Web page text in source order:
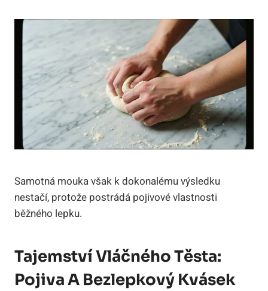
Samotná mouka však k dokonalému výsledku
nestačí, protože postrádá pojivové vlastnosti
běžného lepku.
Tajemství Vláčného Těsta:
Pojiva A Bezlepkový Kvásek